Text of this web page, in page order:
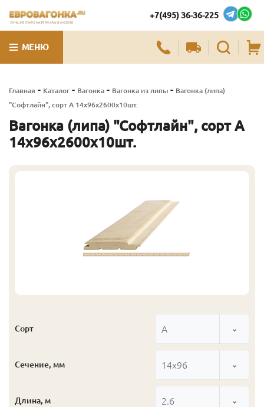
ЛУЧШИЕ ПИЛОМАТЕРИАЛЫ В МОСКВЕ
+7(495) 36-36-225
МЕНЮ
Главная - Каталог - Вагонка - Вагонка из липы - Вагонка (липа)
"Софтлайн", сорт А 14х96х2600х10шт.
Вагонка (липа) "Софтлайн", сорт А
14х96х2600х10шт.
Сорт А
Сечение, мм 14x96
Длина, м 2.6